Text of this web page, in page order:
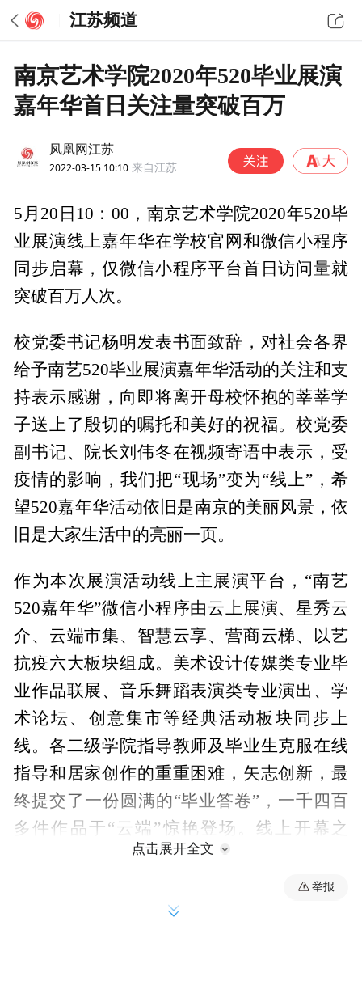
江苏频道
南京艺术学院2020年520毕业展演
嘉年华首日关注量突破百万
凤凰网江苏
2022-03-15 10:10 来自江苏
5月20日10：00，南京艺术学院2020年520毕
业展演线上嘉年华在学校官网和微信小程序
同步启幕，仅微信小程序平台首日访问量就
突破百万人次。
校党委书记杨明发表书面致辞，对社会各界
给予南艺520毕业展演嘉年华活动的关注和支
持表示感谢，向即将离开母校怀抱的莘莘学
子送上了殷切的嘱托和美好的祝福。校党委
副书记、院长刘伟冬在视频寄语中表示，受
疫情的影响，我们把“现场”变为“线上”，希
望520嘉年华活动依旧是南京的美丽风景，依
旧是大家生活中的亮丽一页。
作为本次展演活动线上主展演平台，“南艺
520嘉年华”微信小程序由云上展演、星秀云
介、云端市集、智慧云享、营商云梯、以艺
抗疫六大板块组成。美术设计传媒类专业毕
业作品联展、音乐舞蹈表演类专业演出、学
术论坛、创意集市等经典活动板块同步上
线。各二级学院指导教师及毕业生克服在线
指导和居家创作的重重困难，矢志创新，最
终提交了一份圆满的“毕业答卷”，一千四百
多件作品于“云端”惊艳登场。线上开幕之
际，陈履生、卞留念、海清、王亚彬等知名
校友及文化艺术界的朋友们纷纷为南艺和嘉
点击展开全文
举报